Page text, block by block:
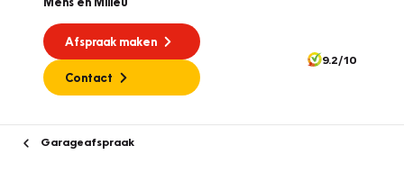
Afspraak maken
Contact
9.2/10
Garageafspraak